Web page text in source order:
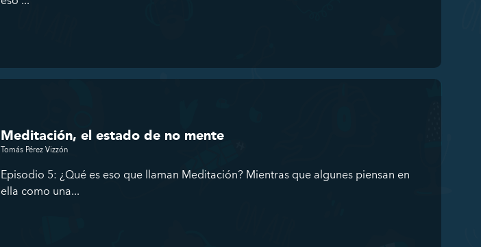
Meditación, el estado de no mente
Tomás Pérez Vizzón
Episodio 5: ¿Qué es eso que llaman Meditación? Mientras que algunes piensan en
ella como una...